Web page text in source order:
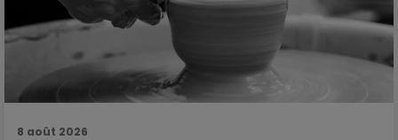
8 août 2026